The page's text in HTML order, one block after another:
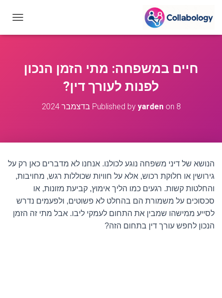
O
N
חיים במשפחה: מתי הזמן הנכון
לפנות לעורך דין?
Published by yardenon 8 בדצמבר 2024
הנושא של דיני משפחה נוגע לכולנו. אנחנו לא מדברים כאן רק על
גירושין או חלוקת רכוש, אלא על חוויות שכוללות רגש, מחויבות,
והחלטות קשות. רגעים כמו הליך אימוץ, קביעת מזונות, או
סכסוכים על משמורת הם בהחלט לא פשוטים, ולפעמים נדרש
לסייע ממישהו שמבין את התחום לעמקי ליבו. אבל מתי זה הזמן
הנכון לחפש עורך דין בתחום הזה?